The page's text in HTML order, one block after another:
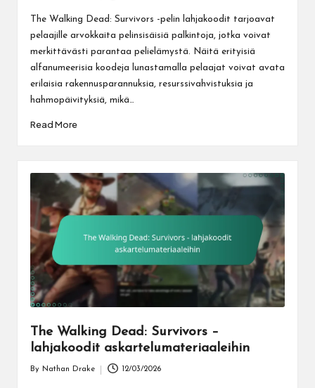
byThe Walking Dead: Survivors -pelin lahjakoodit tarjoavat
pelaajille arvokkaita pelinsisäisiä palkintoja, jotka voivat
merkittävästi parantaa pelielämystä. Näitä erityisiä
alfanumeerisia koodeja lunastamalla pelaajat voivat avata
erilaisia rakennusparannuksia, resurssivahvistuksia ja
hahmopäivityksiä, mikä…
Read More
The Walking Dead: Survivors –
lahjakoodit askartelumateriaaleihin
By Nathan Drake 12/03/2026